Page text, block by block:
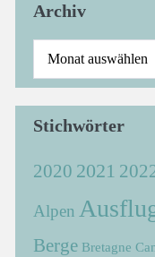
Archiv
Stichwörter
2020 2021
Alpen
Berge Bretagne